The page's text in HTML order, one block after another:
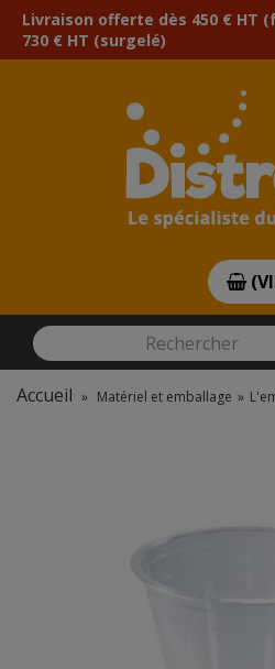
Livraison offerte dès 450 € HT
730 € HT (surgelé)
Rechercher
Accueil » Matériel et emballage »